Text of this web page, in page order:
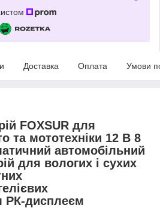
Доставка Оплата Умови
FOXSUR для
та мототехніки 12 В 8
автомобільний
для вологих і сухих
дисплеєм